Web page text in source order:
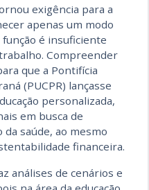
exigência para a
apenas um modo
é insuficiente
Compreender
que a Pontifícia
(PUCPR) lançasse
personalizada,
em busca de
saúde, ao mesmo
financeira.
análises de cenários e